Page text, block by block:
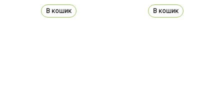
В кошик В кошик